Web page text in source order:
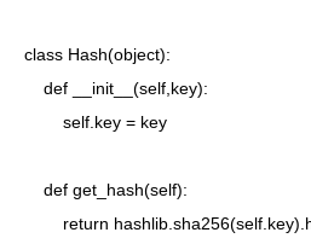
class Hash(object):
    def __init__(self,key):
        self.key = key
    def get_hash(self):
return